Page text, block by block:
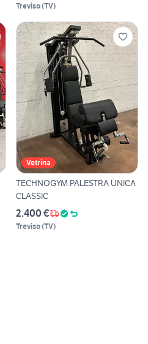
Treviso(TV)
Vetrina
TECHNOGYM PALESTRA UNICA
CLASSIC
2.400 €
Treviso(TV)